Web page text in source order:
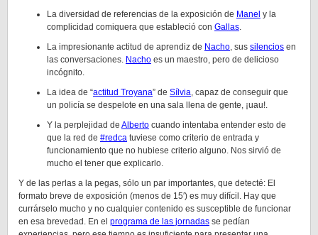
La diversidad de referencias de la exposición de Manel y la
complicidad comiquera que estableció con Gallas.
La impresionante actitud de aprendiz de Nacho, sus silencios en
las conversaciones. Nacho es un maestro, pero de delicioso
incógnito.
La idea de “actitud Troyana” de Sílvia, capaz de conseguir que
un policía se despelote en una sala llena de gente, ¡uau!.
Y la perplejidad de Alberto cuando intentaba entender esto de
que la red de #redca tuviese como criterio de entrada y
funcionamiento que no hubiese criterio alguno. Nos sirvió de
mucho el tener que explicarlo.
Y de las perlas a la pegas, sólo un par importantes, que detecté: El
formato breve de exposición (menos de 15′) es muy difícil. Hay que
currárselo mucho y no cualquier contenido es susceptible de funcionar
en esa brevedad. En el programa de las jornadas se pedían